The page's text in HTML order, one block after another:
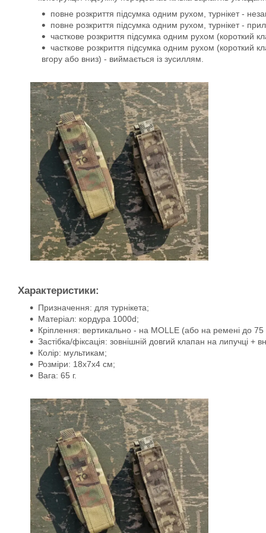
повне розкриття підсумка одним рухом, турнікет -
повне розкриття підсумка одним рухом, турнікет -
часткове розкриття підсумка одним рухом (короткий
часткове розкриття підсумка одним рухом (короткий
вгору або вниз) - виймається із зусиллям.
Характеристики:
Призначення: для турнікета;
Матеріал: кордура 1000d;
Кріплення: вертикально - на MOLLE (або на ремені до
Застібка/фіксація: зовнішній довгий клапан на липучці +
Колір: мультикам;
Розміри: 18х7х4 см;
Вага: 65 г.